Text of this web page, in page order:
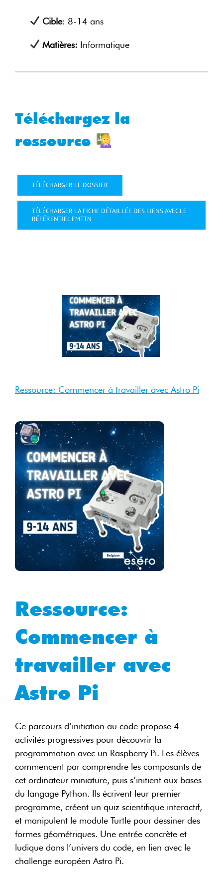
Cible: 8-14 ans
Matières: Informatique
Téléchargez la
ressource
TÉLÉCHARGER LE DOSSIER
TÉLÉCHARGER LA FICHE DÉTAILLÉE DES LIENS AVEC LE
RÉFÉRENTIEL FMTTN
Ressource: Commencer à travailler avec Astro Pi
Ressource:
Commencer à
travailler avec
Astro Pi
Ce parcours d’initiation au code propose 4
activités progressives pour découvrir la
programmation avec un Raspberry Pi. Les élèves
commencent par comprendre les composants de
cet ordinateur miniature, puis s’initient aux bases
du langage Python. Ils écrivent leur premier
programme, créent un quiz scientifique interactif,
et manipulent le module Turtle pour dessiner des
formes géométriques. Une entrée concrète et
ludique dans l’univers du code, en lien avec le
challenge européen Astro Pi.